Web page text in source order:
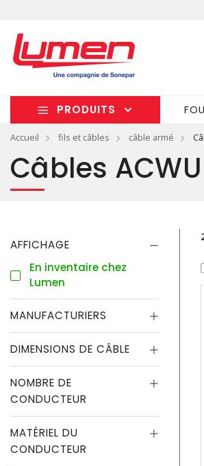
PRODUITS
Accueil fils et câbles câble armé
Câbles
AFFICHAGE
En inventaire chez
Lumen
MANUFACTURIERS
DIMENSIONS DE CÂBLE
NOMBRE DE
CONDUCTEUR
MATÉRIEL DU
CONDUCTEUR